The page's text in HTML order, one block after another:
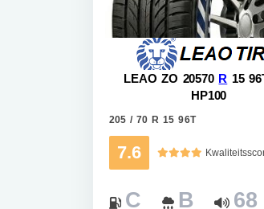
LEAO ZO 20570 R 15
HP100
205 / 70 R 15 96T
7.6
C B 68